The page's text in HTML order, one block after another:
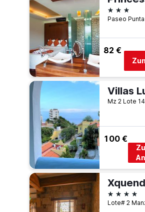
3 Sterne
82 €
100 €
4 Sterne